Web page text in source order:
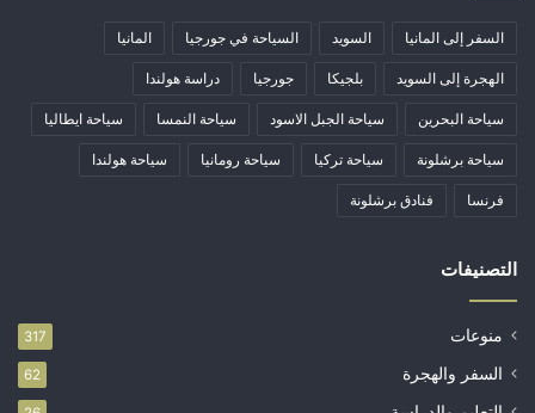
السفر إلى المانيا السويد السياحة في جورجيا المانيا
الهجرة إلى السويد بلجيكا جورجيا دراسة هولندا
سياحة البحرين سياحة الجبل الاسود سياحة النمسا سياحة ايطاليا
سياحة برشلونة سياحة تركيا سياحة رومانيا سياحة هولندا
فرنسا فنادق برشلونة
التصنيفات
منوعات 317
السفر والهجرة 62